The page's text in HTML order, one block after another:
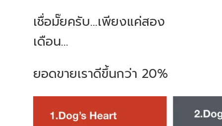
เชื่อมั๊ยครับ...เพียงแค่สอง
เดือน...
ยอดขายเราดีขึ้นกว่า 20%